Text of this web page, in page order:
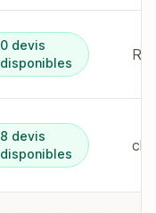
0 devis
disponibles
8 devis
disponibles